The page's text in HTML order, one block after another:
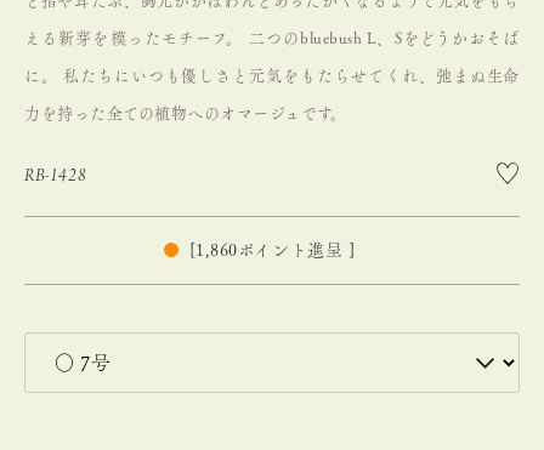
える新芽を模ったモチーフ。 二つのbluebush L、Sをどうかおそば
に。 私たちにいつも優しさと元気をもたらせてくれ、弛まぬ生命
力を持った全ての植物へのオマージュです。
RB-1428
1,860 ポイント進呈 ]